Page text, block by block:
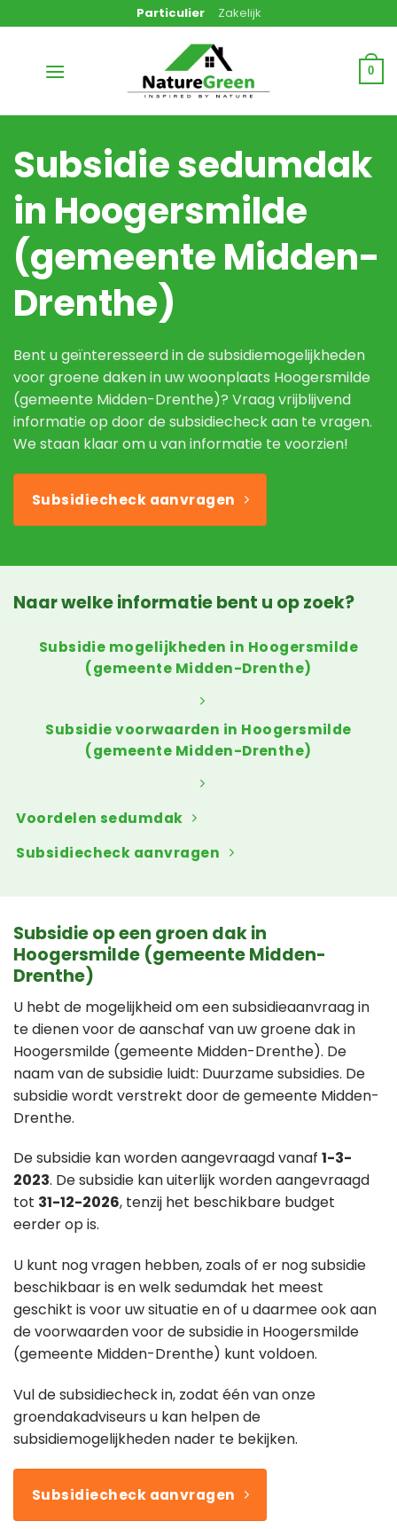
naar
Particulier Zakelijk
0
Subsidie sedumdak
in Hoogersmilde
(gemeente Midden-
Drenthe)
Bent u geïnteresseerd in de subsidiemogelijkheden
voor groene daken in uw woonplaats Hoogersmilde
(gemeente Midden-Drenthe)? Vraag vrijblijvend
informatie op door de subsidiecheck aan te vragen.
We staan klaar om u van informatie te voorzien!
Subsidiecheck aanvragen
Naar welke informatie bent u op zoek?
Subsidie mogelijkheden in Hoogersmilde
(gemeente Midden-Drenthe)
Subsidie voorwaarden in Hoogersmilde
(gemeente Midden-Drenthe)
Voordelen sedumdak
Subsidiecheck aanvragen
Subsidie op een groen dak in
Hoogersmilde (gemeente Midden-
Drenthe)
U hebt de mogelijkheid om een subsidieaanvraag in
te dienen voor de aanschaf van uw groene dak in
Hoogersmilde (gemeente Midden-Drenthe). De
naam van de subsidie luidt: Duurzame subsidies. De
subsidie wordt verstrekt door de gemeente Midden-
Drenthe.
De subsidie kan worden aangevraagd vanaf 1-3-
2023. De subsidie kan uiterlijk worden aangevraagd
tot 31-12-2026, tenzij het beschikbare budget
eerder op is.
U kunt nog vragen hebben, zoals of er nog subsidie
beschikbaar is en welk sedumdak het meest
geschikt is voor uw situatie en of u daarmee ook aan
de voorwaarden voor de subsidie in Hoogersmilde
(gemeente Midden-Drenthe) kunt voldoen.
Vul de subsidiecheck in, zodat één van onze
groendakadviseurs u kan helpen de
subsidiemogelijkheden nader te bekijken.
Subsidiecheck aanvragen